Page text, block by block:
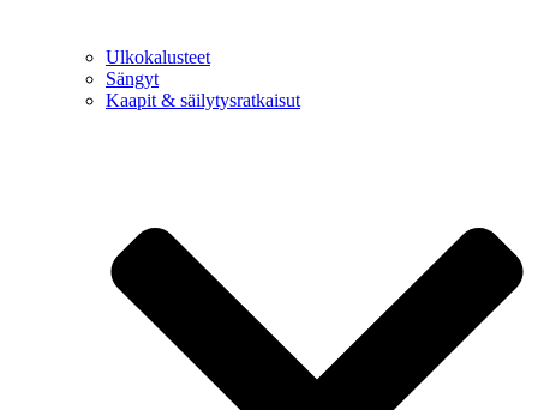
Ulkokalusteet
Sängyt
Kaapit & säilytysratkaisut